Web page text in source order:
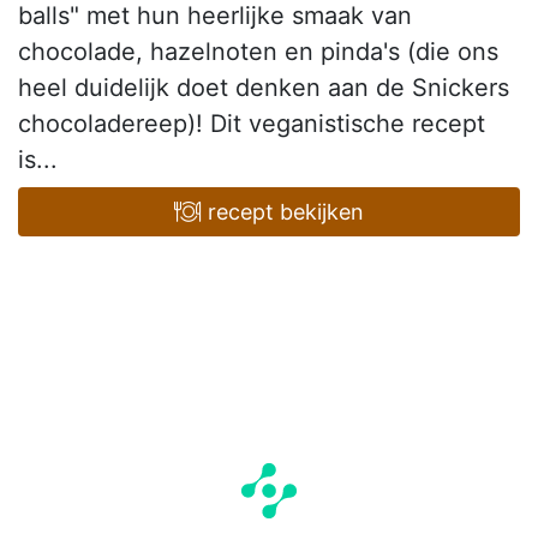
balls" met hun heerlijke smaak van
chocolade, hazelnoten en pinda's (die ons
heel duidelijk doet denken aan de Snickers
chocoladereep)! Dit veganistische recept
is...
recept bekijken